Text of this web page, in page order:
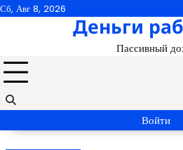
Перейти
Сб, Авг 8, 2026
Деньги
Пассивный
Войти